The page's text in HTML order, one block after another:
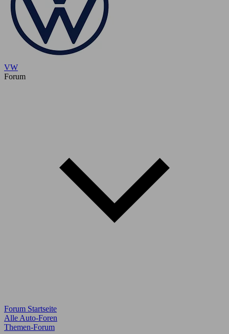
VW
Forum
Forum Startseite
Alle Auto-Foren
Themen-Forum